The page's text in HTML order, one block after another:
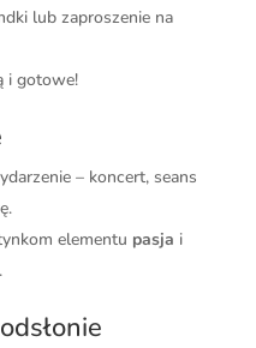
lub zaproszenie na
i gotowe!
– koncert, seans
elementu pasja i